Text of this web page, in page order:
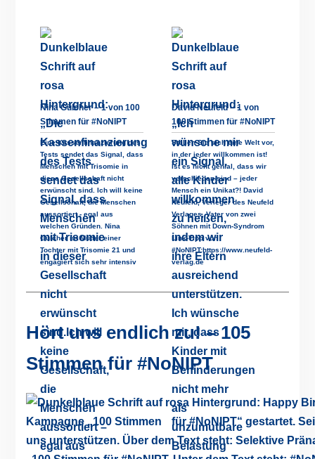
Nina Gülcher – 1 von 100
Stimmen für #NoNIPT
Eine Kassenfinanzierung des
Tests sendet das Signal, dass
Menschen mit Trisomie in
diese Gesellschaft nicht
erwünscht sind. Ich will keine
Gesellschaft, die Menschen
aussortiert - egal aus
welchen Gründen. Nina
Gülcher ist Mutter einer
Tochter mit Trisomie 21 und
engagiert sich sehr intensiv
David Neufeld – 1 von
100 Stimmen für #NoNIPT
Stellen Sie sich eine Welt vor,
in der jeder willkommen ist!
Ist es nicht genial, dass wir
verschieden sind – jeder
Mensch ein Unikat?! David
Neufeld, Verleger des Neufeld
Verlages, Vater von zwei
Söhnen mit Down-Syndrom
Link-Tipp von
#NoNIPT:https://www.neufeld-
verlag.de
Hört uns endlich zu! – 105
Stimmen für #NoNIPT